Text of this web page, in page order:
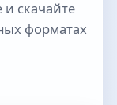
скачайте
форматах